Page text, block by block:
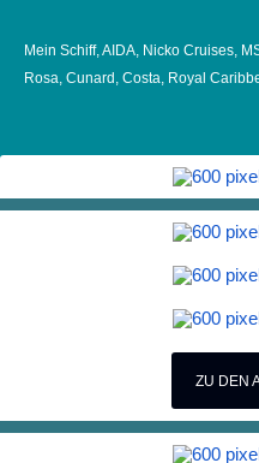
Mein Schiff, AIDA, Nicko Cruises,
Rosa, Cunard, Costa, Royal
ZU DEN